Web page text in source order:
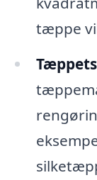
tæppe